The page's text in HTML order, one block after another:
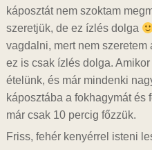
káposztát nem szoktam
szeretjük, de ez ízlés dolga
vagdalni, mert nem
ez is csak ízlés dolga.
ételünk, és már mindenki
káposztába a fokhagymát és
már csak 10 percig főzzük.
Friss, fehér kenyérrel isteni